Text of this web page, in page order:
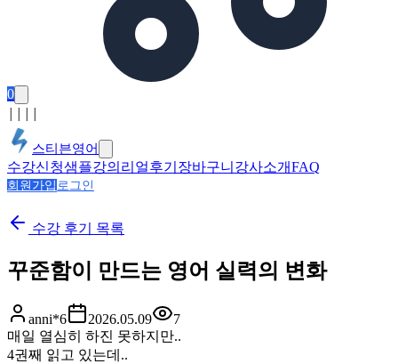
0
스티븐영어
수강신청샘플강의 리얼후기 장바구니 강사소개FAQ
회원가입 로그인
수강 후기 목록
꾸준함이 만드는 영어 실력의 변화
anni*6 2026.05.09
7
매일 열심히 하진 못하지만..
4권째 읽고 있는데..